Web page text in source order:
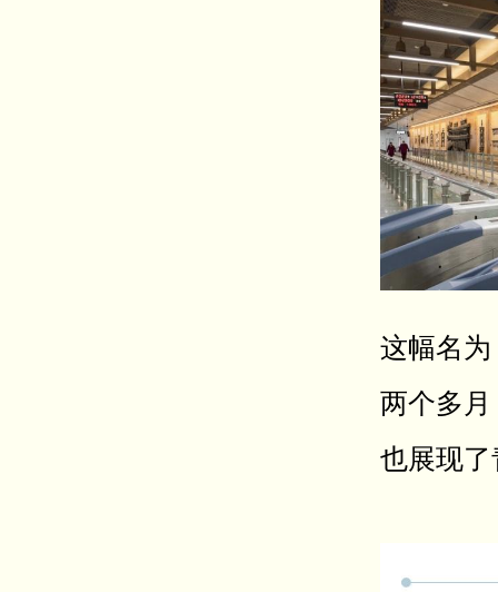
这幅名
两个多
也展现